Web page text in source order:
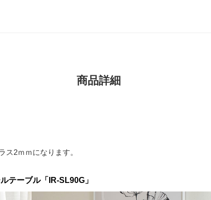
商品詳細
2ｍｍになります。
テーブル「IR-SL90G」